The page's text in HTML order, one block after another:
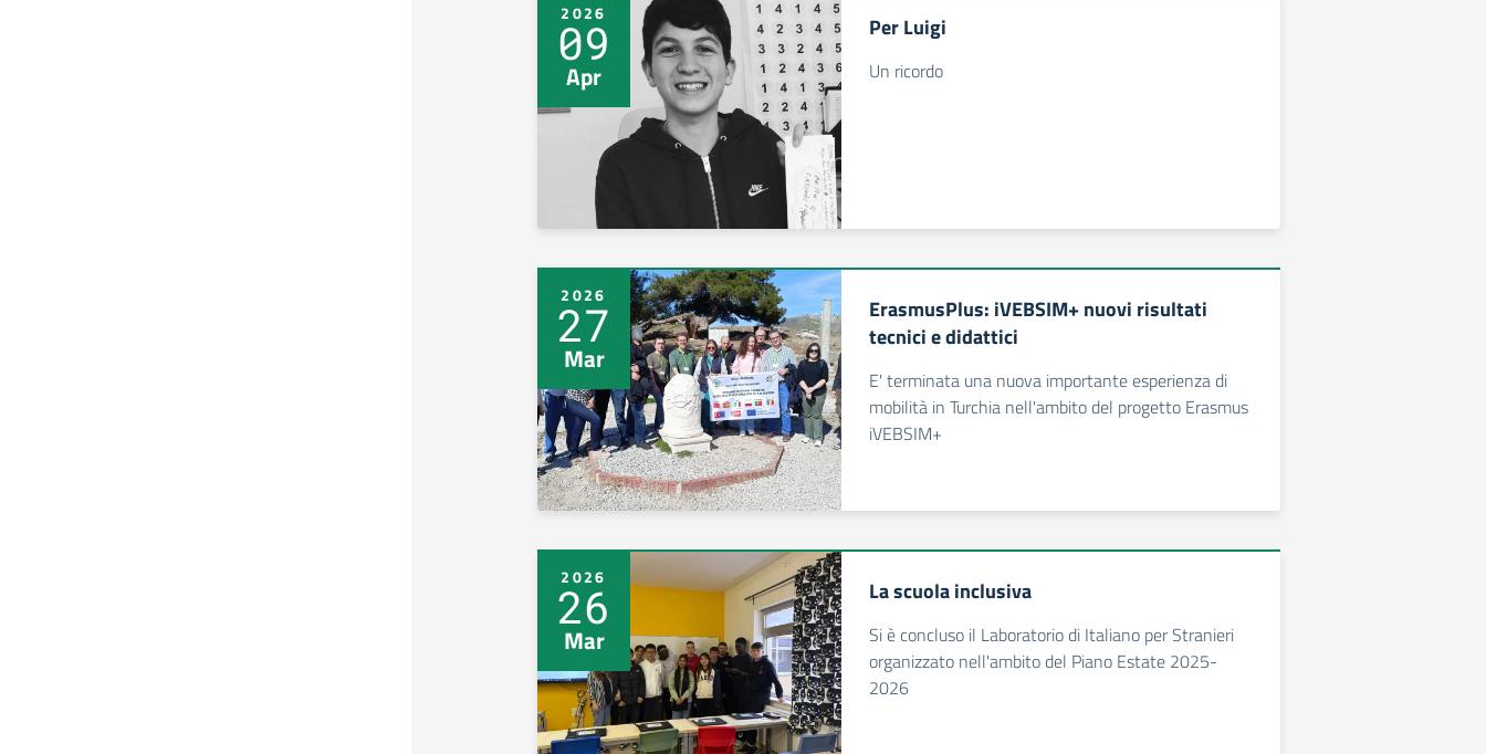
2026
09
Apr
Per Luigi
Un ricordo
2026
27
Mar
ErasmusPlus: iVEBSIM+ nuovi risultati
tecnici e didattici
E' terminata una nuova importante esperienza di
mobilità in Turchia nell'ambito del progetto Erasmus
iVEBSIM+
2026
26
Mar
La scuola inclusiva
Si è concluso il Laboratorio di Italiano per Stranieri
organizzato nell'ambito del Piano Estate 2025-
2026